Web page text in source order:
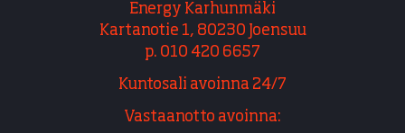
Energy Karhunmäki
Kartanotie 1, 80230 Joensuu
p. 010 420 6657
Kuntosali avoinna 24/7
Vastaanotto avoinna: